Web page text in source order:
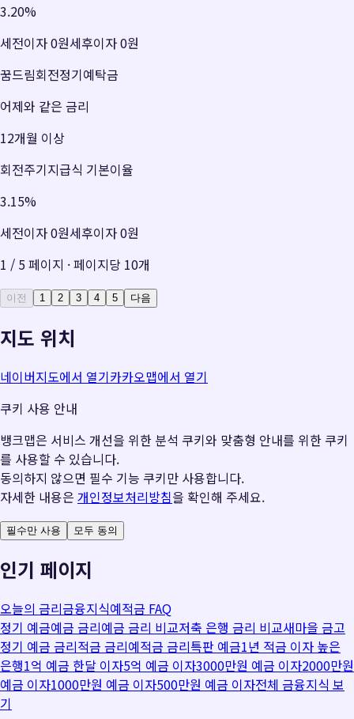
3.20%
세전이자0원세후이자0원
꿈드림회전정기예탁금
어제와 같은 금리
12개월 이상
회전주기지급식 기본이율
3.15%
세전이자0원세후이자0원
1 / 5페이지 · 페이지당 10개
이전 1 2 3 4 5 다음
지도 위치
네이버지도에서 열기카카오맵에서 열기
쿠키 사용 안내
뱅크맵은 서비스 개선을 위한 분석 쿠키와 맞춤형 안내를 위한 쿠키
를 사용할 수 있습니다.
동의하지 않으면 필수 기능 쿠키만 사용합니다.
자세한 내용은 개인정보처리방침을 확인해 주세요.
필수만 사용 모두 동의
인기 페이지
오늘의 금리금융지식예적금 FAQ
정기 예금예금 금리예금 금리 비교저축 은행 금리 비교새마을 금고
정기 예금 금리적금 금리예적금 금리특판 예금1년 적금 이자 높은
은행1억 예금 한달 이자5억 예금 이자3000만원 예금 이자2000만원
예금 이자1000만원 예금 이자500만원 예금 이자전체 금융지식 보
기